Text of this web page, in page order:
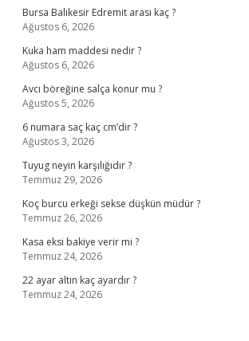
Bursa Balıkesir Edremit arası kaç ?
Ağustos 6, 2026
Kuka ham maddesi nedir ?
Ağustos 6, 2026
Avcı böreğine salça konur mu ?
Ağustos 5, 2026
6 numara saç kaç cm’dir ?
Ağustos 3, 2026
Tuyug neyin karşılığıdır ?
Temmuz 29, 2026
Koç burcu erkeği sekse düşkün müdür ?
Temmuz 26, 2026
Kasa eksi bakiye verir mi ?
Temmuz 24, 2026
22 ayar altın kaç ayardır ?
Temmuz 24, 2026